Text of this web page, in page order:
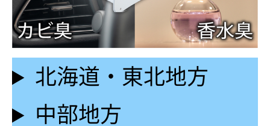
北海道・東北地方
中部地方